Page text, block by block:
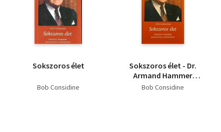
Történelem
Sokszoros élet
Bob Considine
Sokszoros élet - Dr.
Armand Hammer
rendkívüli története
Bob Considine